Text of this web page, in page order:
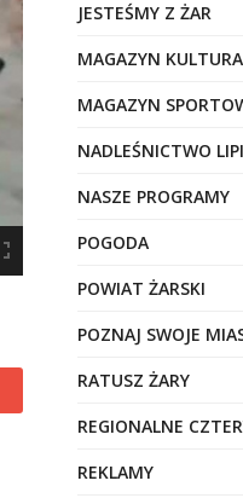
JESTEŚMY Z ŻAR
MAGAZYN
MAGAZYN
NADLEŚNICTWO
NASZE PROGRAMY
POGODA
POWIAT ŻARSKI
POZNAJ SWOJE
RATUSZ ŻARY
REGIONALNE
REKLAMY